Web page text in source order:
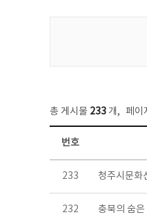
총 게시물 233 개, 페이
보도자료 목록 - 번호, 제목, 작성자, 파일, 조회수, 작성일 정보 제공
번호
233 청주시문화
232 충북의 숨